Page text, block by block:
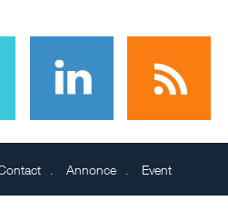
Annonce Event